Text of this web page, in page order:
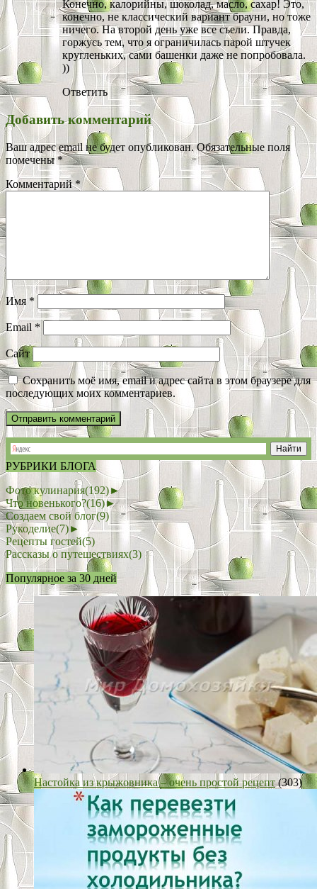
Конечно, калорийны, шоколад, масло, сахар! Это,
конечно, не классический вариант брауни, но тоже
ничего. На второй день уже все съели. Правда,
горжусь тем, что я ограничилась парой штучек
кругленьких, сами башенки даже не попробовала.
))
Ответить
Добавить комментарий
Ваш адрес email не будет опубликован. Обязательные поля
помечены*
Комментарий*
Имя*
Email *
Сайт
Сохранить моё имя, email и адрес сайта в этом браузере для
последующих моих комментариев.
РУБРИКИ БЛОГА
Фото кулинария(192)►
Что новенького?(16)►
Создаем свой блог(9)
Рукоделие(7)►
Рецепты гостей(5)
Рассказы о путешествиях(3)
Популярное за 30 дней
Настойка из крыжовника – очень простой рецепт (303)